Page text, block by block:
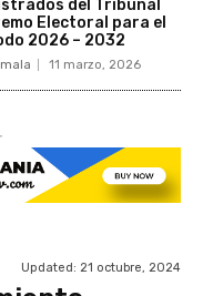
del Tribunal
Electoral para el
2026 – 2032
11 marzo, 2026